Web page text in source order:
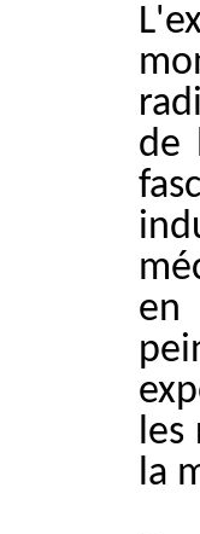
de
en
les
la